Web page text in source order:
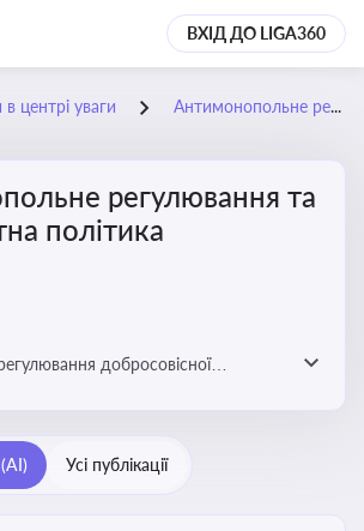
ВХІД ДО LIGA360
центрі уваги Антимонопольне регулювання та конкурентна політика
регулювання та
політика
добросовісної
для суб’єктів
Усі публікації